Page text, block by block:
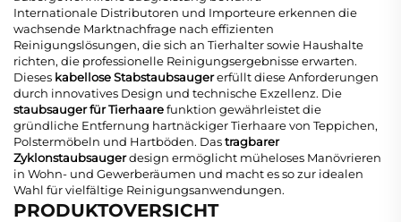
Internationale Distributoren und Importeure erkennen die
wachsende Marktnachfrage nach effizienten
Reinigungslösungen, die sich an Tierhalter sowie Haushalte
richten, die professionelle Reinigungsergebnisse erwarten.
Dieses kabellose Stabstaubsaugererfüllt diese Anforderungen
durch innovatives Design und technische Exzellenz. Die
staubsauger für Tierhaarefunktion gewährleistet die
gründliche Entfernung hartnäckiger Tierhaare von Teppichen,
Polstermöbeln und Hartböden. Dastragbarer
Zyklonstaubsaugerdesign ermöglicht müheloses Manövrieren
in Wohn- und Gewerberäumen und macht es so zur idealen
Wahl für vielfältige Reinigungsanwendungen.
PRODUKTOVERSICHT